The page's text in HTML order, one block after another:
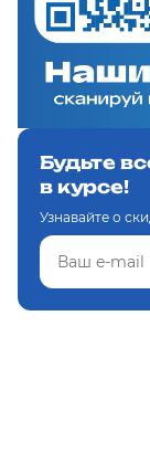
Будьте
в курсе!
Узнавайте о